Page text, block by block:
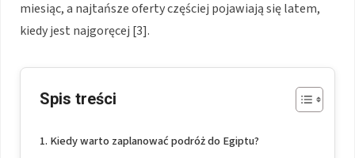
miesiąc, a najtańsze oferty częściej pojawiają się latem,
kiedy jest najgoręcej [3].
Spis treści
Kiedy warto zaplanować podróż do Egiptu?